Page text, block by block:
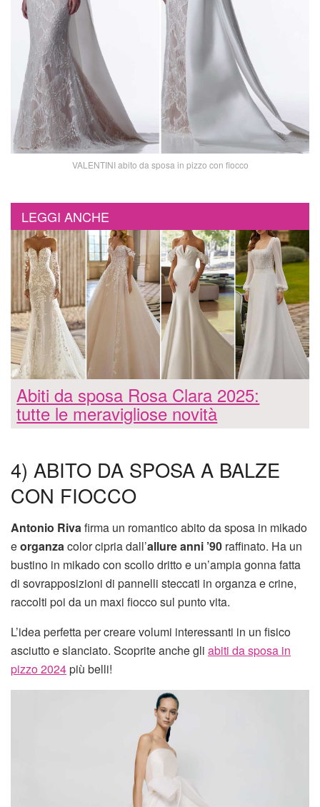
VALENTINI abito da sposa in pizzo con fiocco
LEGGI ANCHE
Abiti da sposa Rosa Clara 2025:
tutte le meravigliose novità
4) ABITO DA SPOSA A BALZE
CON FIOCCO
Antonio Rivafirma un romantico abito da sposa in mikado
eorganzacolor cipria dall’allure anni ’90 raffinato. Ha un
bustino in mikado con scollo dritto e un’ampia gonna fatta
di sovrapposizioni di pannelli steccati in organza e crine,
raccolti poi da un maxi fiocco sul punto vita.
L’idea perfetta per creare volumi interessanti in un fisico
asciutto e slanciato. Scoprite anche gli abiti da sposa in
pizzo 2024più belli!